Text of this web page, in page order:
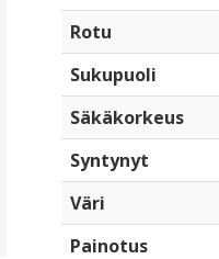
Rotu
Sukupuoli
Säkäkorkeus
Syntynyt
Väri
Painotus